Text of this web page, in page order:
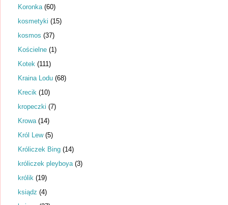
Koronka (60)
kosmetyki (15)
kosmos (37)
Kościelne (1)
Kotek (111)
Kraina Lodu (68)
Krecik (10)
kropeczki (7)
Krowa (14)
Król Lew (5)
Króliczek Bing (14)
króliczek pleyboya (3)
królik (19)
ksiądz (4)